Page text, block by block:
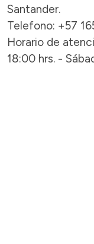
Santander.
Telefono: +57
Horario de
18:00 hrs. -